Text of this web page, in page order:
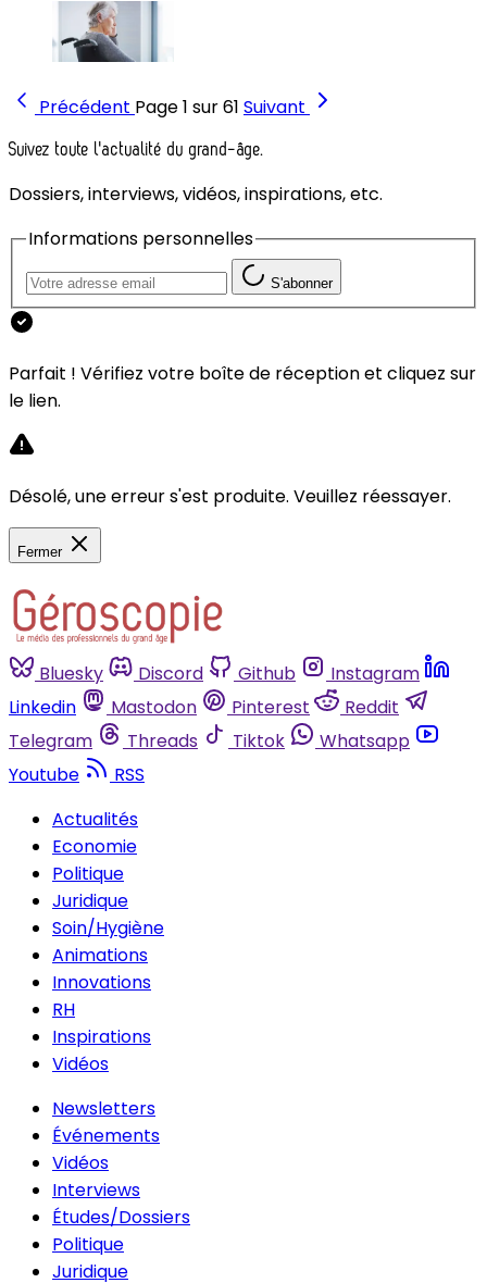
Précédent Page 1 sur 61 Suivant
Suivez toute l'actualité du grand-âge.
Dossiers, interviews, vidéos, inspirations, etc.
Informations personnelles
S'abonner
Parfait ! Vérifiez votre boîte de réception et cliquez sur
le lien.
Désolé, une erreur s'est produite. Veuillez réessayer.
Fermer
Bluesky Discord Github
Instagram
Linkedin
Mastodon Pinterest
Reddit
Telegram
Threads Tiktok
Whatsapp
Youtube
RSS
Actualités
Economie
Politique
Juridique
Soin/Hygiène
Animations
Innovations
RH
Inspirations
Vidéos
Newsletters
Événements
Vidéos
Interviews
Études/Dossiers
Politique
Juridique